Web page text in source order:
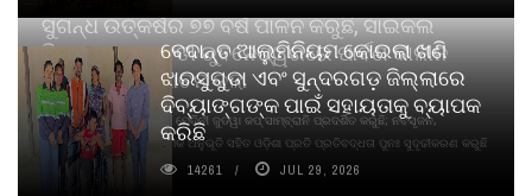
ସୁଗନ୍ଧ ଉତ୍କର୍ଷର ୭୭ ବର୍ଷ ପାଳନ କରୁଛି, ସାଇକଲ
ପିୟୋର୍‌ ଅଗରବତୀ ଭୁବନେଶ୍ୱରରେ ପାର୍ବଣ କାଳୀନ
ନବସୃଜନ ଉନ୍ମୋଚନ କଲା
ବାଉଁଶ ବିହୀନ କଠିନ ଧୂପ ଏବଂ ମେଦିନୀ ଜୁଡୱା କପ୍‌ ସାମ୍ବ୍ରାନି ପ୍ରଦର୍ଶିତ କରୁଛି; ନବସୃଜନ,
ଦୀର୍ଘସ୍ଥାୟିତା ଏବଂ ଆଧ୍ୟାତ୍ମିକ ଅନୁଭୂତି ସହିତ ଓଡ଼ିଶା ପ୍ରତି ପ୍ରତିବଦ୍ଧତା ପୁନଃ ସୁଦୃଢୀକରଣ କରୁଛି
ବେଦାନ୍ତ ଆଲୁମିନିୟମ କୋଇଲା ଖଣି
ଝାରସୁଗୁଡା ଏବଂ ସୁନ୍ଦରଗଡ଼ ଜିଲ୍ଲାରେ
ଦିବ୍ୟାଙ୍ଗଙ୍କ ପାଇଁ ସହାୟତାକୁ ବ୍ୟାପକ
କରିଛି
14261 JUL 29, 2026